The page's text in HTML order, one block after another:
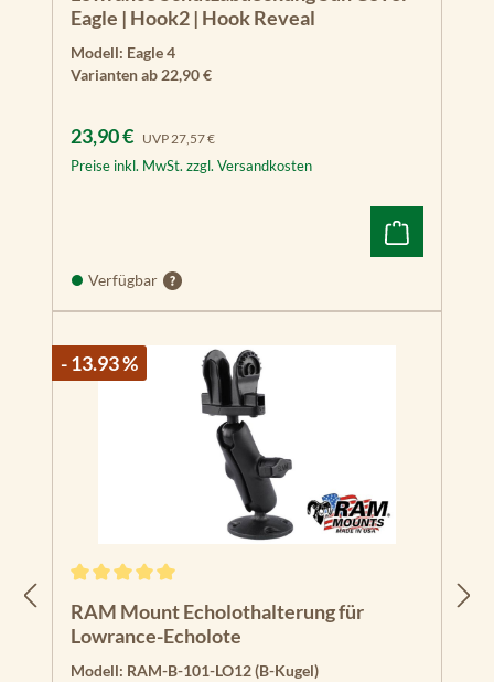
Eagle | Hook2 | Hook Reveal
Modell: Eagle 4
Varianten ab 22,90 €
Verkaufspreis:
23,90 € UVP Regulärer Preis:
27,57 €
Preise inkl. MwSt. zzgl. Versandkosten
Verfügbar
- 13.93 %
Durchschnittliche Bewertung von 5 von 5 Sternen
RAM Mount Echolothalterung für
Lowrance-Echolote
Modell: RAM-B-101-LO12 (B-Kugel)